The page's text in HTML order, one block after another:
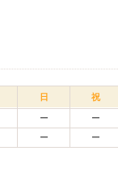
日 祝
ー
ー
ー ー